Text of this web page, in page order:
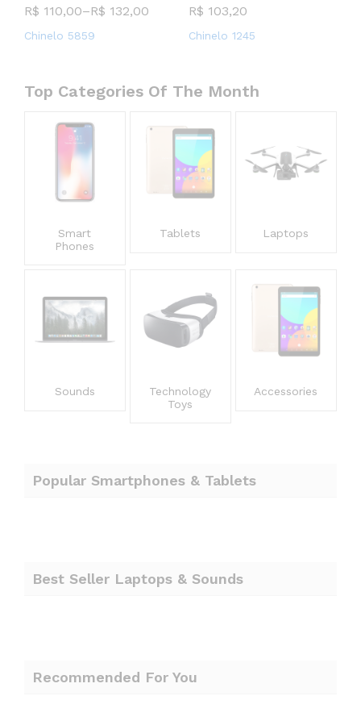
R$ 110,00–R$ 132,00
Chinelo 5859
R$ 103,20
Chinelo 1245
Top Categories Of The Month
Smart
Phones
Tablets Laptops
Sounds
Technology
Toys
Accessories
Popular Smartphones & Tablets
Best Seller Laptops & Sounds
Recommended For You